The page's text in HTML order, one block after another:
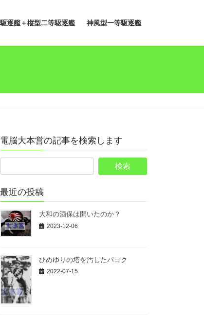
逐艦＋樅型二等駆逐艦 神風型一等駆逐艦
電脳大本営の記事を検索します
最近の投稿
大和の酒保は開いたのか？
2023-12-06
ひめゆりの塔を汚したパヨク
2022-07-15